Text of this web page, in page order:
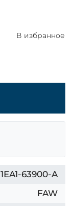
В избранное
1EA1-63900-A
FAW